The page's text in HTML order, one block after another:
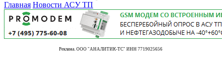
Главная Новости АСУ ТП
Реклама. ООО "АНАЛИТИК-ТС" ИНН 7719025656